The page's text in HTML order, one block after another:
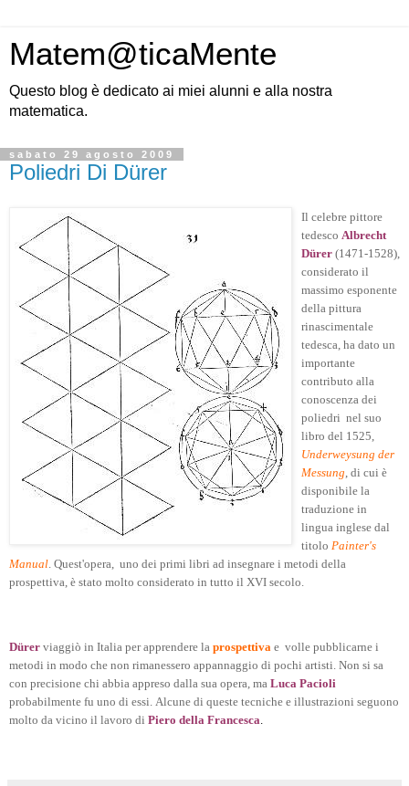
Matem@ticaMente
Questo blog è dedicato ai miei alunni e alla nostra
matematica.
sabato 29 agosto 2009
Poliedri Di Dürer
Il celebre pittore
tedesco Albrecht
Dürer (1471-1528),
considerato il
massimo esponente
della pittura
rinascimentale
tedesca, ha dato un
importante
contributo alla
conoscenza dei
poliedri nel suo
libro del 1525,
Underweysung der
Messung , di cui è
disponibile la
traduzione in
lingua inglese dal
titolo Painter's
Manual . Quest'opera, uno dei primi libri ad insegnare i metodi della
prospettiva, è stato molto considerato in tutto il XVI secolo.
Dürer viaggiò in Italia per apprendere la prospettiva e volle pubblicarne i
metodi in modo che non rimanessero appannaggio di pochi artisti. Non si sa
con precisione chi abbia appreso dalla sua opera, ma Luca Pacioli
probabilmente fu uno di essi. Alcune di queste tecniche e illustrazioni seguono
molto da vicino il lavoro di Piero della Francesca.